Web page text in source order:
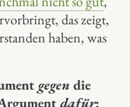
das zeigt,
haben, was
gegen die
dafür: